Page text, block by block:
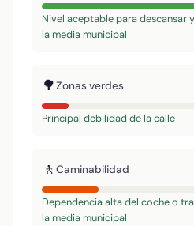
Nivel aceptable para descansar
la media municipal
🌳Zonas verdes
Principal debilidad de la calle
🚶 Caminabilidad
Dependencia alta del coche o
la media municipal